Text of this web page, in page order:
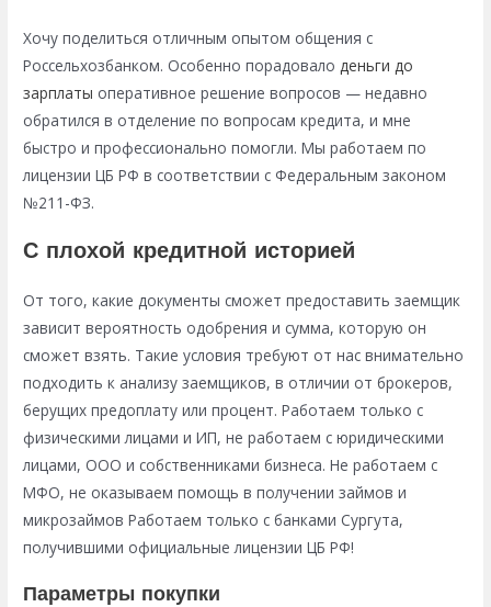
Хочу поделиться отличным опытом общения с
Россельхозбанком. Особенно порадовалоденьги до
зарплаты оперативное решение вопросов — недавно
обратился в отделение по вопросам кредита, и мне
быстро и профессионально помогли. Мы работаем по
лицензии ЦБ РФ в соответствии с Федеральным законом
№211-ФЗ.
С плохой кредитной историей
От того, какие документы сможет предоставить заемщик
зависит вероятность одобрения и сумма, которую он
сможет взять. Такие условия требуют от нас внимательно
подходить к анализу заемщиков, в отличии от брокеров,
берущих предоплату или процент. Работаем только с
физическими лицами и ИП, не работаем с юридическими
лицами, ООО и собственниками бизнеса. Не работаем с
МФО, не оказываем помощь в получении займов и
микрозаймов Работаем только с банками Сургута,
получившими официальные лицензии ЦБ РФ!
Параметры покупки